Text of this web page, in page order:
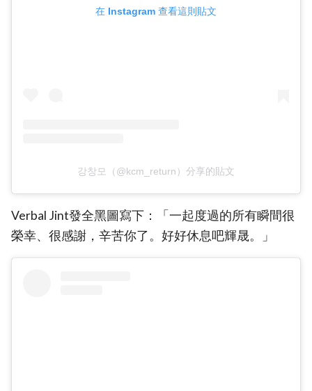
在 Instagram 查看這則貼文
강창모（@kcm_return）分享的貼文
Verbal Jint發全黑圖寫下：「一起度過的所有瞬間很
榮幸、很感謝，辛苦你了。好好休息吧輝晟。」